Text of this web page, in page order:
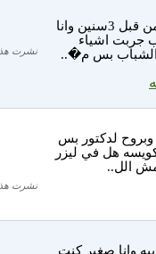
بنت عمري 18سنة ومن قبل 3سنين وانا
جربت اشياء
الشباب بس م�..
نشرت هذه
لدكتور بس
هل في ليزر
الل..
نشرت هذه
وانا صغير كنت